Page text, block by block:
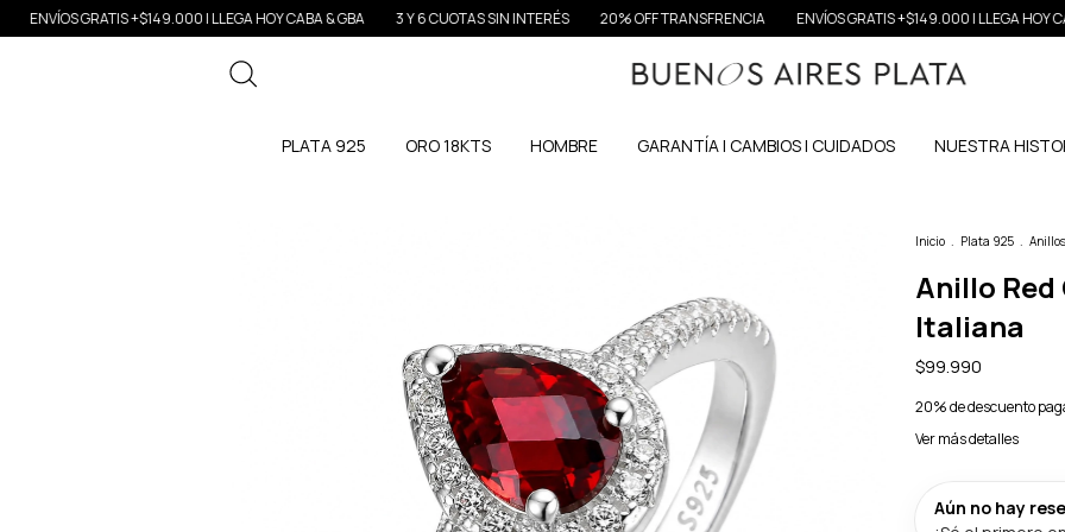
GRATIS +$149.000 | LLEGA HOY CABA & GBA 3 Y 6 CUOTAS SIN INTERÉS 20% OFF TRANSFRENCIA ENVÍOS GRATIS +$149.000 | LLEGA HOY CABA &
PLATA 925 ORO 18KTS HOMBRE GARANTÍA | CAMBIOS | CUIDADOS NUESTRA
Inicio . Plata 925 . Anillos
Anillo Red
Italiana
$99.990
20% de descuento
Ver más detalles